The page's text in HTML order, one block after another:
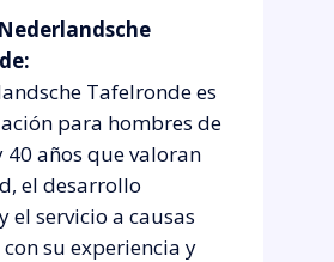
Tafelronde es
para hombres de
40 años que valoran
el desarrollo
el servicio a causas
su experiencia y